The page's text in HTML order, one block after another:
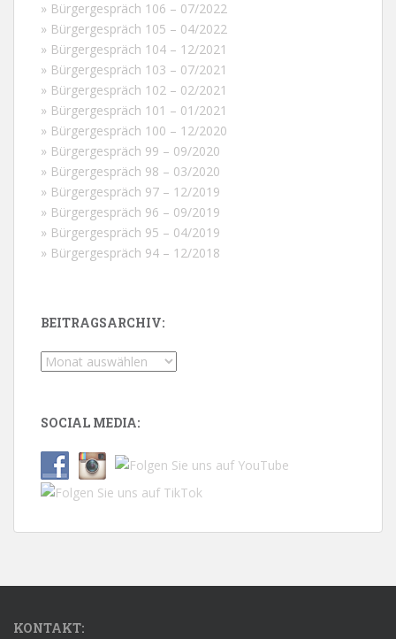
» Bürgergespräch 106 – 07/2022
» Bürgergespräch 105 – 04/2022
» Bürgergespräch 104 – 12/2021
» Bürgergespräch 103 – 07/2021
» Bürgergespräch 102 – 02/2021
» Bürgergespräch 101 – 01/2021
» Bürgergespräch 100 – 12/2020
» Bürgergespräch 99 – 09/2020
» Bürgergespräch 98 – 03/2020
» Bürgergespräch 97 – 12/2019
» Bürgergespräch 96 – 09/2019
» Bürgergespräch 95 – 04/2019
» Bürgergespräch 94 – 12/2018
BEITRAGSARCHIV:
Beitragsarchiv:
SOCIAL MEDIA:
KONTAKT: